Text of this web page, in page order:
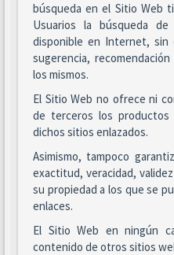
búsqueda en el Sitio Web
Usuarios la búsqueda
disponible en Internet, sin
sugerencia,
los mismos.
El Sitio Web no ofrece ni
de terceros los productos
dichos sitios enlazados.
Asimismo, tampoco
exactitud, veracidad,
su propiedad a los que se
enlaces.
El Sitio Web en ningún
contenido de otros sitios